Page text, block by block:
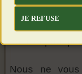
budget 2024.
boucler pour
Nous ne
JE REFUSE